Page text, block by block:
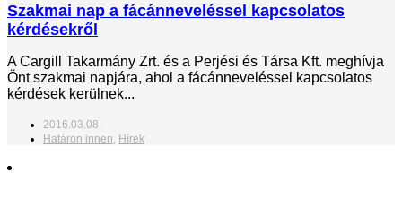
Szakmai nap a fácánneveléssel kapcsolatos
kérdésekről
A Cargill Takarmány Zrt. és a Perjési és Társa Kft. meghívja
Önt szakmai napjára, ahol a fácánneveléssel kapcsolatos
kérdések kerülnek...
2016.03.08.
Határon innen Hírek